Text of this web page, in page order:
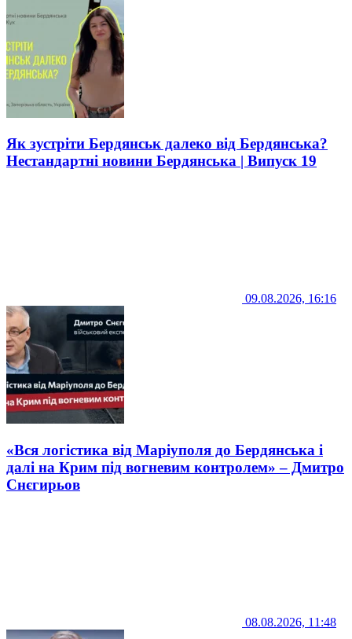
Як зустріти Бердянськ далеко від Бердянська?
Нестандартні новини Бердянська | Випуск 19
09.08.2026, 16:16
«Вся логістика від Маріуполя до Бердянська і
далі на Крим під вогневим контролем» – Дмитро
Снєгирьов
08.08.2026, 11:48